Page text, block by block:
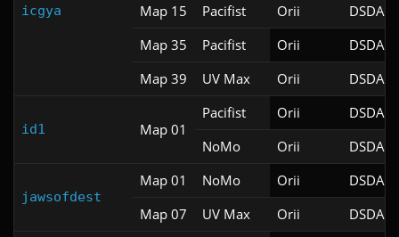
icgya
Map 15
Pacifist Orii
DSDA-
Map 35
Pacifist Orii
DSDA-
Map 39
UV Max Orii DSDA-
id1 Map 01
Pacifist Orii
DSDA-
NoMo
Orii DSDA-
jawsofdest
Map 01 NoMo Orii
DSDA-
Map 07
UV Max Orii DSDA-